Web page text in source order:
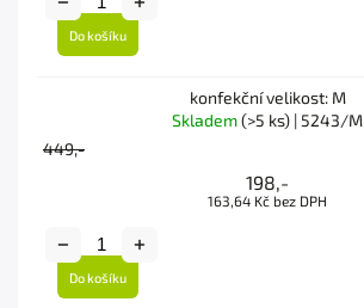
Do košíku
konfekční velikost: M
Skladem(>5 ks) | 5243/M
449,-
198,-
163,64 Kč bez DPH
Do košíku